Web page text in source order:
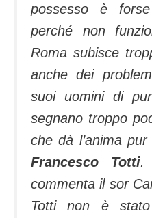
possesso è
perché non
Roma subisce
anche dei
suoi uomini di
segnano troppo
che dà l’anima
Francesco Totti.
commenta il sor
Totti non è